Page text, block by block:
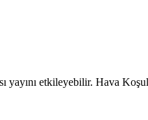
yayını etkileyebilir. Hava